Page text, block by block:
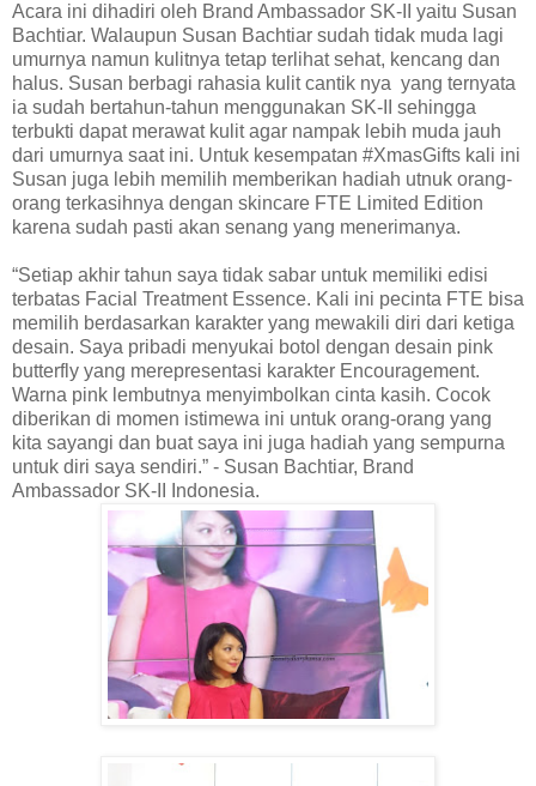
Acara ini dihadiri oleh Brand Ambassador SK-II yaitu Susan
Bachtiar. Walaupun Susan Bachtiar sudah tidak muda lagi
umurnya namun kulitnya tetap terlihat sehat, kencang dan
halus. Susan berbagi rahasia kulit cantik nya yang ternyata
ia sudah bertahun-tahun menggunakan SK-II sehingga
terbukti dapat merawat kulit agar nampak lebih muda jauh
dari umurnya saat ini. Untuk kesempatan #XmasGifts kali ini
Susan juga lebih memilih memberikan hadiah utnuk orang-
orang terkasihnya dengan skincare FTE Limited Edition
karena sudah pasti akan senang yang menerimanya.
“Setiap akhir tahun saya tidak sabar untuk memiliki edisi
terbatas Facial Treatment Essence. Kali ini pecinta FTE bisa
memilih berdasarkan karakter yang mewakili diri dari ketiga
desain. Saya pribadi menyukai botol dengan desain pink
butterfly yang merepresentasi karakter Encouragement.
Warna pink lembutnya menyimbolkan cinta kasih. Cocok
diberikan di momen istimewa ini untuk orang-orang yang
kita sayangi dan buat saya ini juga hadiah yang sempurna
untuk diri saya sendiri.” - Susan Bachtiar, Brand
Ambassador SK-II Indonesia.